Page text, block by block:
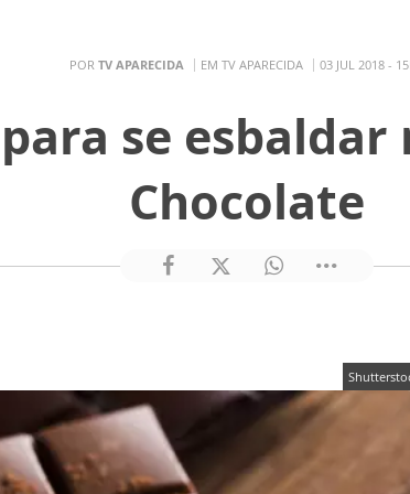
POR TV APARECIDA EM TV APARECIDA 03 JUL 2018 -
se esbaldar
Chocolate